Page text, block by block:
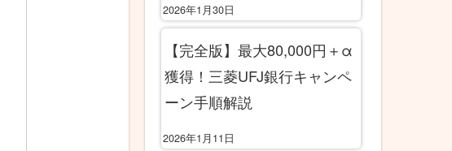
2026年1月30日
【完全版】最大80,000円＋α
獲得！三菱UFJ銀行キャンペ
ーン手順解説
2026年1月11日